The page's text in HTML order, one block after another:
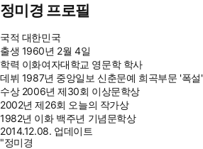
정미경 프로필
국적 대한민국
출생 1960년 2월 4일
학력 이화여자대학교 영문학 학사
데뷔 1987년 중앙일보 신춘문예 희곡부문 '폭설'
수상 2006년 제30회 이상문학상
2002년 제26회 오늘의 작가상
1982년 이화 백주년 기념문학상
2014.12.08. 업데이트
"정미경